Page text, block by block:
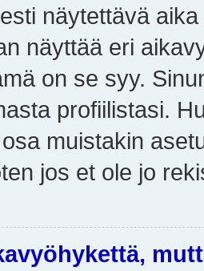
näytettävä
näyttää eri
on se syy.
profiilistasi.
muistakin
jos et ole jo